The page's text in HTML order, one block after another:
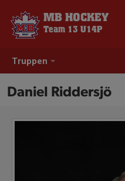
Truppen
MB HOCKEY
Team 13 U14P
Daniel Riddersjö